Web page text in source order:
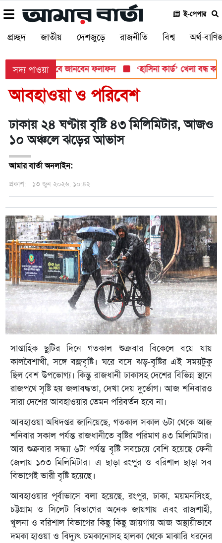
ই-পেপার
প্রচ্ছদ জাতীয় দেশজুড়ে রাজনীতি বিশ্ব অর্থ-
সদ্য পাওয়াযেভাবে জানবেন ফলাফল ‘হাসিনা কার্ড’ খেলা বন্ধ করতে
আবহাওয়া ও পরিবেশ
ঢাকায় ২৪ ঘণ্টায় বৃষ্টি ৪৩ মিলিমিটার, আজও
১০ অঞ্চলে ঝড়ের আভাস
আমার বার্তা অনলাইন:
প্রকাশ: ১৩ জুন ২০২৬, ১০:৪২
সাপ্তাহিক ছুটির দিনে গতকাল শুক্রবার বিকেলে বয়ে যায়
কালবৈশাখী, সঙ্গে বজ্রবৃষ্টি। ঘরে বসে ঝড়-বৃষ্টির এই সময়টুকু
ছিল বেশ উপভোগ্য। কিন্তু রাজধানী ঢাকাসহ দেশের বিভিন্ন স্থানে
রাজপথে সৃষ্টি হয় জলাবদ্ধতা, দেখা দেয় দুর্ভোগ। আজ শনিবারও
সারা দেশের আবহাওয়ার তেমন পরিবর্তন হবে না।
আবহাওয়া অধিদপ্তর জানিয়েছে, গতকাল সকাল ৬টা থেকে আজ
শনিবার সকাল পর্যন্ত রাজধানীতে বৃষ্টির পরিমাণ ৪৩ মিলিমিটার।
আর শুক্রবার সন্ধ্যা ৬টা পর্যন্ত বৃষ্টি সবচেয়ে বেশি হয়েছে ফেনী
জেলায় ১০৩ মিলিমিটার। এ ছাড়া রংপুর ও বরিশাল ছাড়া সব
বিভাগেই ভারী বৃষ্টি হয়েছে।
আবহাওয়ার পূর্বাভাসে বলা হয়েছে, রংপুর, ঢাকা, ময়মনসিংহ,
চট্টগ্রাম ও সিলেট বিভাগের অনেক জায়গায় এবং রাজশাহী,
খুলনা ও বরিশাল বিভাগের কিছু কিছু জায়গায় আজ অস্থায়ীভাবে
দমকা হাওয়া ও বিদ্যুৎ চমকানোসহ হালকা থেকে মাঝারি ধরনের